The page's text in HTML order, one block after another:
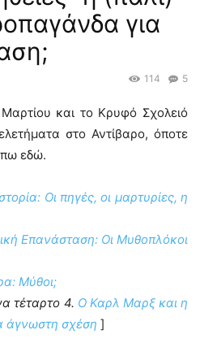
για
5
114
και το Κρυφό Σχολειό
στο Αντίβαρο, όποτε
εδώ.
Οι πηγές, οι μαρτυρίες, η
Επανάσταση: Οι Μυθοπλόκοι
Μύθοι;
τέταρτο 4. Ο Καρλ Μαρξ και η
άγνωστη σχέση ]